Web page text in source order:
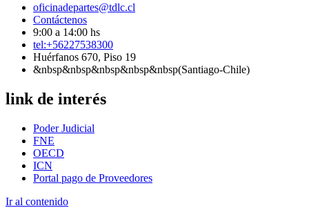
oficinadepartes@tdlc.cl
Contáctenos
9:00 a 14:00 hs
tel:+56227538300
Huérfanos 670, Piso 19
&nbsp&nbsp&nbsp&nbsp&nbsp(Santiago-Chile)
link de interés
Poder Judicial
FNE
OECD
ICN
Portal pago de Proveedores
Ir al contenido